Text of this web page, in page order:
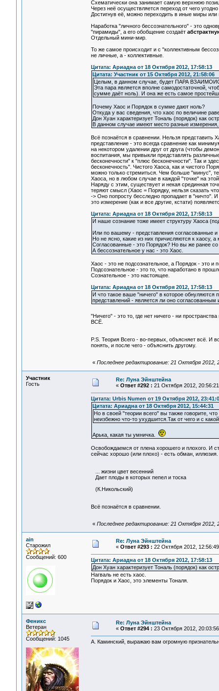
Схематически она занимает самую верхнюю
Через неё осуществляется переход от чего
Достигнув её, можно переходить в иные миры или
Наработка "личного бессознательного" - это
"пирамиды", а его обобщение создаёт
Отдельный мини-мир.
То же самое происходит и с "коллективным
не личные, а - коллективные.
Цитата: Ариадна от 18 Октября 2012, 17:58:13
Цитата: Участник от 15 Октября 2012, 21:58:06
Целым, в данном случае, будет ПАРА
Эта пара является вполне самодостаточной,
сумме даёт ноль). И она же есть самое
Почему Хаос и Порядок в сумме дают ноль?
Откуда у вас сведения, что хаос по величине
Дон Хуан характеризует Тональ (порядок) как
В данном случае имеют место разные
Всё познаётся в сравнении. Нельзя
представление - это всегда сравнение как
на некотором удалении друг от друга (чтобы
воспитания, мы привыкли представлять
бесконечности" к "плюс бесконечности". Так и
бесконечность". Чистого Хаоса, как и чистого
можно только стремиться. Чем больше "минус",
Хаоса, но в любом случае в каждой "точке" на
Наряду с этим, существует и некая срединная
теряют смысл (Хаос = Порядку, нельзя сказать
-> Оно попросту бесследно пропадает в "ничто".
это измерение (как и все другие, кстати)
Цитата: Ариадна от 18 Октября 2012, 17:58:13
И наше сознание тоже имеет структуру Хаоса
Или по вашему - представления согласованные и
Но не ясно, какие из них причисляются к хаосу, а
Согласованные - это Порядок? Но вы же ранее со
А бессознательное у нас - это Хаос.
Хаос - это не подсознательное, а Порядок - это и
Подсознательное - это то, что наработано в
Сознательное - это настоящее.
Цитата: Ариадна от 18 Октября 2012, 17:58:13
И что такое ваше "ничего" в которое
представлений - является ли оно
"Ничего" - это то, где нет ничего - ни
ВСЁ.
P.S. Теория Всего - во-первых, объясняет всё. И
понять, и после чего - объяснить другому.
« Последнее редактирование: 21 Октября 2012,
Участник
Гость
Re: Луна Эйнштейна
« Ответ #292 : 21 Октября 2012,
Цитата: Urbis Numen от 19 Октября 2012,
Цитата: Ариадна от 18 Октября 2012, 15:44:31
Но в своей "теории всего" вы также говорите,
неизбежно что-то ухудшится.Так от чего и с
Арька, какая ты умничка.
Освобождаемся от плена хорошего и плохого. И
сейчас хорошо (или плохо) - есть обман, иллюзия.
... жизни цвет весенний
Дает плоды в которых пепел и тоска
(К.Никольский)
Всё познаётся в сравнении.
« Последнее редактирование: 21 Октября 2012,
ain
Старожил
Сообщений: 600
Re: Луна Эйнштейна
« Ответ #293 : 22 Октября 2012,
Цитата: Ариадна от 18 Октября 2012, 17:58:13
Дон Хуан характеризует Тональ (порядок) как
Нагваль не есть хаос.
Порядок и Хаос, это элементы Тоналя.
Феникс
Ветеран
Сообщений: 1045
Re: Луна Эйнштейна
« Ответ #294 : 23 Октября 2012,
А. Каминский, выражаю вам огромную